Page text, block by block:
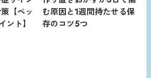
【ペッ
ント】
む原因と1週間持たせる保
存のコツ5つ